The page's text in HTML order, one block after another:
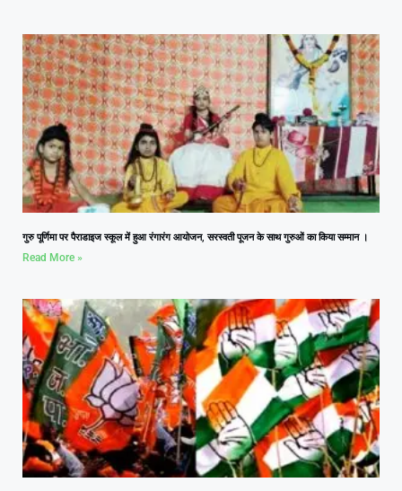
गुरु पूर्णिमा पर पैराडाइज स्कूल में हुआ रंगारंग आयोजन, सरस्वती पूजन के साथ गुरुओं का किया सम्मान ।
Read More »